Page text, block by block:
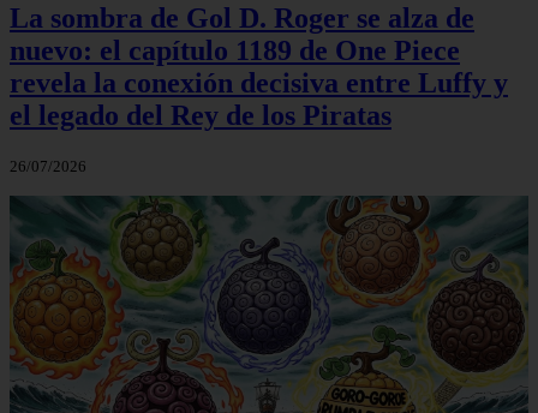
La sombra de Gol D. Roger se alza de
nuevo: el capítulo 1189 de One Piece
revela la conexión decisiva entre Luffy y
el legado del Rey de los Piratas
26/07/2026